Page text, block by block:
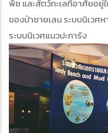
พืช และสัตว์ทะเลที่อาศัยอยู่
ของป่าชายเลน ระบบนิเวศ
ระบบนิเวศแนวปะการัง